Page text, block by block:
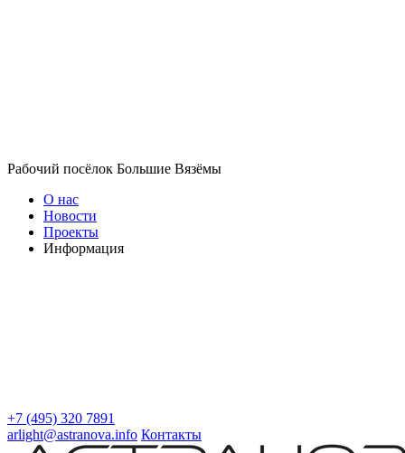
Рабочий посёлок Большие Вязёмы
О нас
Новости
Проекты
Информация
+7 (495) 320 7891
arlight@astranova.info Контакты